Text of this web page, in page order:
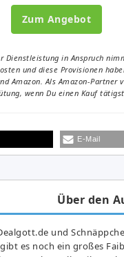
Zum Angebot
Dienstleistung in Anspruch
und diese Provisionen
Amazon. Als Amazon-
wenn Du einen Kauf tätigst.
E-Mail
Über den
und
es noch ein großes